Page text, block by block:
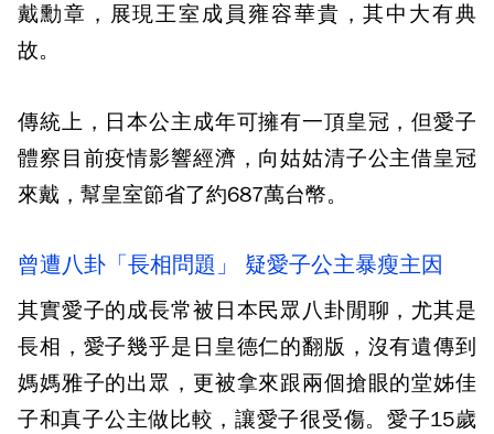
戴勳章，展現王室成員雍容華貴，其中大有典
故。
傳統上，日本公主成年可擁有一頂皇冠，但愛子
體察目前疫情影響經濟，向姑姑清子公主借皇冠
來戴，幫皇室節省了約687萬台幣。
曾遭八卦「長相問題」 疑愛子公主暴瘦主因
其實愛子的成長常被日本民眾八卦閒聊，尤其是
長相，愛子幾乎是日皇德仁的翻版，沒有遺傳到
媽媽雅子的出眾，更被拿來跟兩個搶眼的堂姊佳
子和真子公主做比較，讓愛子很受傷。愛子15歲